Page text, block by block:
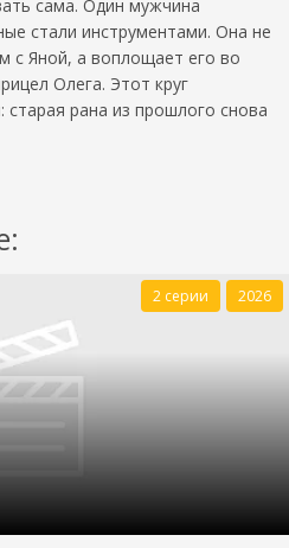
сама. Один мужчина
стали инструментами. Она не
с Яной, а воплощает его во
Олега. Этот круг
старая рана из прошлого снова
2 серии 2026